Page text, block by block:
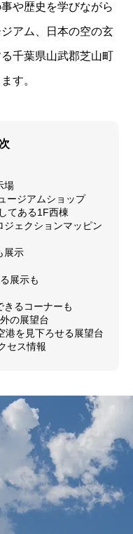
や歴史を学びながら
アム、日本の空の玄
千葉県山武郡芝山町
す。
場
ージアムショップ
てある1F西棟
ェクションマッピン
展示
展示も
きるコーナーも
の展望台
港を見下ろせる展望台
セス情報